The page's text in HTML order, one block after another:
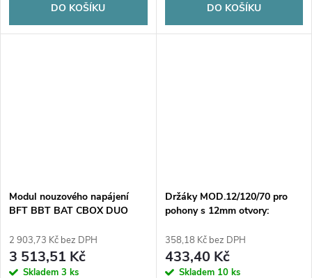
DO KOŠÍKU DO KOŠÍKU
Modul nouzového napájení
BFT BBT BAT CBOX DUO
2 903,73 Kč bez DPH
3 513,51 Kč
Skladem 3 ks
Držáky MOD.12/120/70 pro
pohony s 12mm otvory:
CAME, ROGER, FAAC, Genius,
DTM, Proxima, Hato, Tousek
atd.
358,18 Kč bez DPH
433,40 Kč
Skladem 10 ks